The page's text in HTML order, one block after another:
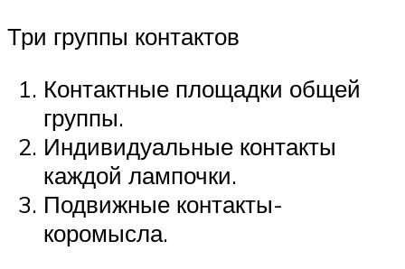
Три группы контактов
Контактные площадки общей
группы.
Индивидуальные контакты
каждой лампочки.
Подвижные контакты-
коромысла.